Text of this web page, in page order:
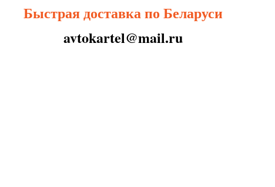
Быстрая доставка по Беларуси
avtokartel@mail.ru